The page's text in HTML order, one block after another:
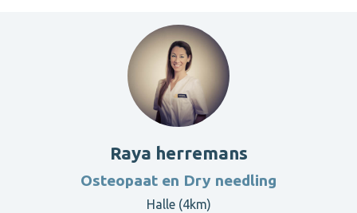
Raya herremans
Osteopaat en Dry needling
Halle (4km)